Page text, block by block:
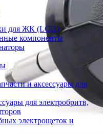
для ЖК (LCD)
компоненты
и аксессуары для
для электробритв,
электрощеток и